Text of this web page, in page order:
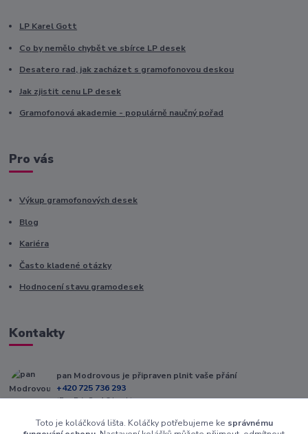
LP Karel Gott
Co by nemělo chybět ve sbírce LP desek
Desatero rad, jak zacházet s gramofonovou deskou
Jak zjistit cenu LP desek
Gramofonová akademie - populárně naučný pořad
Pro vás
Výkup gramofonových desek
Blog
Kariéra
Často kladené otázky
Hodnocení stavu gramodesek
Kontakty
pan Modrovous je připraven plnit vaše přání
+420 725 736 293
(Po-Pá, 8 - 16 hod.)
info@modrovous.cz
Toto je koláčková lišta. Koláčky potřebujeme ke správnému